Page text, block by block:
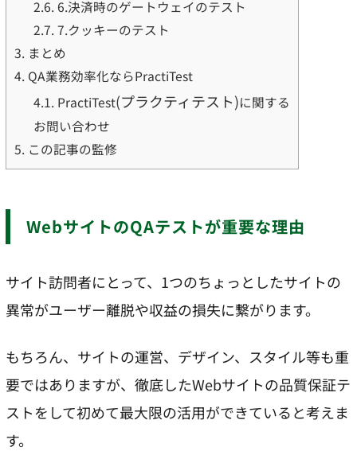
2.6.6.決済時のゲートウェイのテスト
2.7.7.クッキーのテスト
3. まとめ
4. QA業務効率化ならPractiTest
4.1.PractiTest(プラクティテスト)に関する
お問い合わせ
5. この記事の監修
WebサイトのQAテストが重要な理由
サイト訪問者にとって、1つのちょっとしたサイトの
異常がユーザー離脱や収益の損失に繋がります。
もちろん、サイトの運営、デザイン、スタイル等も重
要ではありますが、徹底したWebサイトの品質保証テ
ストをして初めて最大限の活用ができていると考えま
す。